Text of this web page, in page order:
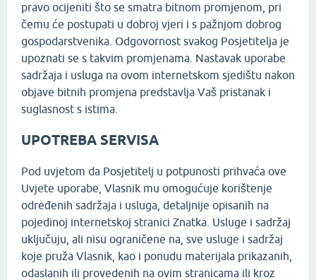
pravo ocijeniti što se smatra bitnom promjenom, pri
čemu će postupati u dobroj vjeri i s pažnjom dobrog
gospodarstvenika. Odgovornost svakog Posjetitelja je
upoznati se s takvim promjenama. Nastavak uporabe
sadržaja i usluga na ovom internetskom sjedištu nakon
objave bitnih promjena predstavlja Vaš pristanak i
suglasnost s istima.
UPOTREBA SERVISA
Pod uvjetom da Posjetitelj u potpunosti prihvaća ove
Uvjete uporabe, Vlasnik mu omogućuje korištenje
određenih sadržaja i usluga, detaljnije opisanih na
pojedinoj internetskoj stranici Znatka. Usluge i sadržaj
uključuju, ali nisu ograničene na, sve usluge i sadržaj
koje pruža Vlasnik, kao i ponudu materijala prikazanih,
odaslanih ili provedenih na ovim stranicama ili kroz